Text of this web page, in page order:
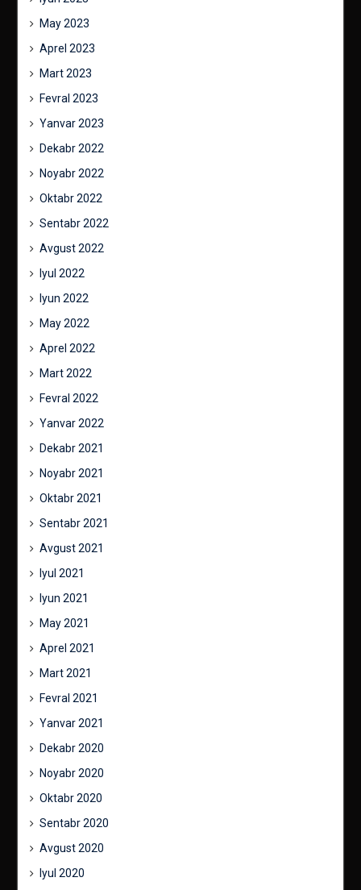
May 2023
Aprel 2023
Mart 2023
Fevral 2023
Yanvar 2023
Dekabr 2022
Noyabr 2022
Oktabr 2022
Sentabr 2022
Avgust 2022
Iyul 2022
Iyun 2022
May 2022
Aprel 2022
Mart 2022
Fevral 2022
Yanvar 2022
Dekabr 2021
Noyabr 2021
Oktabr 2021
Sentabr 2021
Avgust 2021
Iyul 2021
Iyun 2021
May 2021
Aprel 2021
Mart 2021
Fevral 2021
Yanvar 2021
Dekabr 2020
Noyabr 2020
Oktabr 2020
Sentabr 2020
Avgust 2020
Iyul 2020